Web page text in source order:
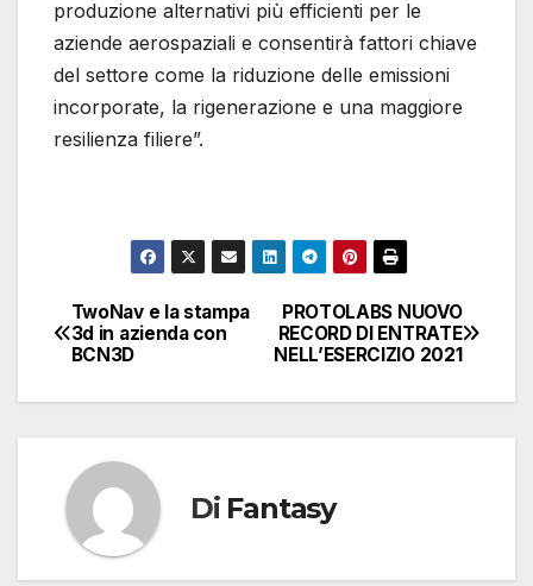
produzione alternativi più efficienti per le
aziende aerospaziali e consentirà fattori chiave
del settore come la riduzione delle emissioni
incorporate, la rigenerazione e una maggiore
resilienza filiere”.
Navigazione
articoli
PROTOLABS NUOVO
RECORD DI ENTRATE
NELL’ESERCIZIO 2021
TwoNav e la stampa
3d in azienda con
BCN3D
Di Fantasy